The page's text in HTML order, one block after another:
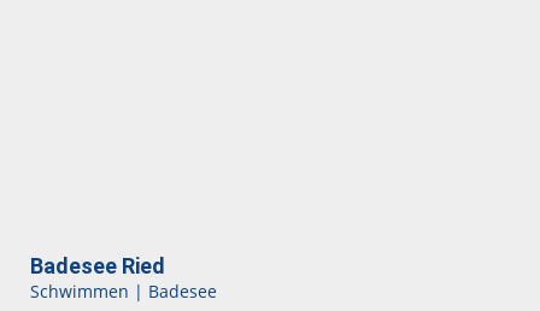
Badesee Ried
Schwimmen | Badesee